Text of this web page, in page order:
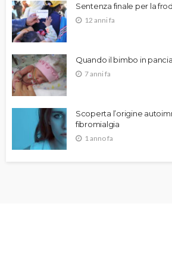
Sentenza finale per la
12 anni fa
Quando il bimbo in
7 anni fa
Scoperta l’origine
fibromialgia
1 anno fa